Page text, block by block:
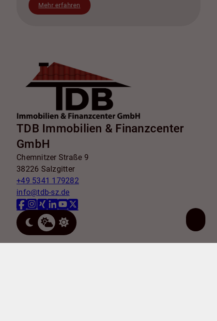
Mehr erfahren
TDB Immobilien & Finanzcenter
GmbH
Chemnitzer Straße 9
38226 Salzgitter
+49 5341 179282
info@tdb-sz.de